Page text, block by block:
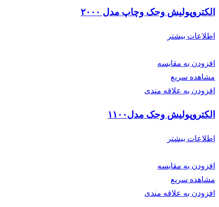
الکتروپولیش وحک وچاپ مدل ۲۰۰۰
اطلاعات بیشتر
افزودن به مقایسه
مشاهده سریع
افزودن به علاقه مندی
الکتروپولیش وحک مدل۱۱۰۰
اطلاعات بیشتر
افزودن به مقایسه
مشاهده سریع
افزودن به علاقه مندی